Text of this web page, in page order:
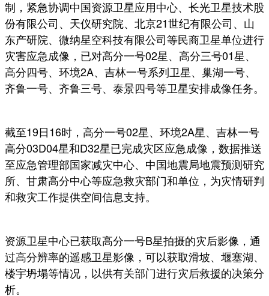
制，紧急协调中国资源卫星应用中心、长光卫星技术股
份有限公司、天仪研究院、北京21世纪有限公司、山
东产研院、微纳星空科技有限公司等民商卫星单位进行
灾害应急成像，已对高分一号02星、高分三号01星、
高分四号、环境2A、吉林一号系列卫星、巢湖一号、
齐鲁一号、齐鲁三号、泰景四号等卫星安排成像任务。
截至19日16时，高分一号02星、环境2A星、吉林一号
高分03D04星和D32星已完成灾区应急成像，数据推送
至应急管理部国家减灾中心、中国地震局地震预测研究
所、甘肃高分中心等应急救灾部门和单位，为灾情研判
和救灾工作提供空间信息支持。
资源卫星中心已获取高分一号B星拍摄的灾后影像，通
过高分辨率的遥感卫星影像，可以获取滑坡、堰塞湖、
楼宇坍塌等情况，以供有关部门进行灾后救援的决策分
析。